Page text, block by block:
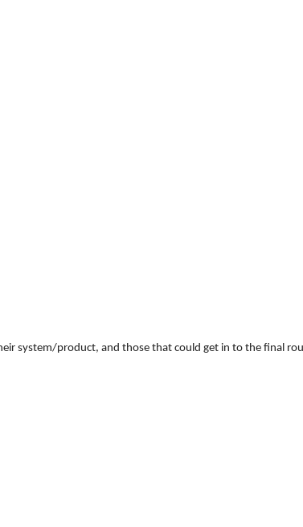
system/product, and those that could get in to the final